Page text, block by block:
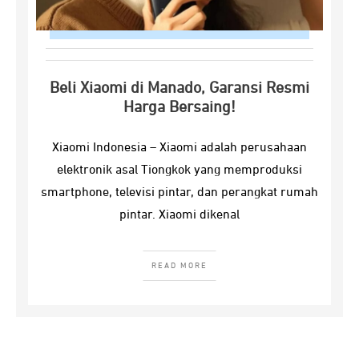
Beli Xiaomi di Manado, Garansi Resmi
Harga Bersaing!
Xiaomi Indonesia – Xiaomi adalah perusahaan
elektronik asal Tiongkok yang memproduksi
smartphone, televisi pintar, dan perangkat rumah
pintar. Xiaomi dikenal
READ MORE